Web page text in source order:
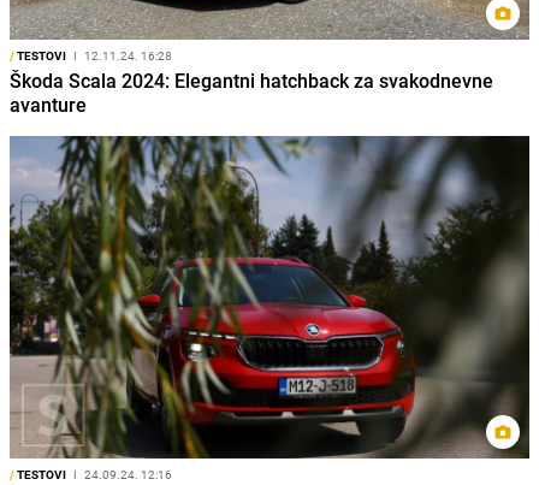
/TESTOVI I 12.11.24. 16:28
Škoda Scala 2024: Elegantni hatchback za svakodnevne
avanture
/TESTOVI I 24.09.24. 12:16